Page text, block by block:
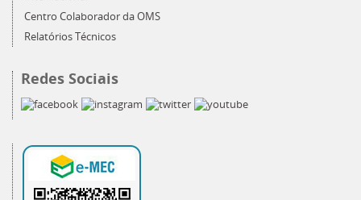
Centro Colaborador da OMS
Relatórios Técnicos
Redes Sociais